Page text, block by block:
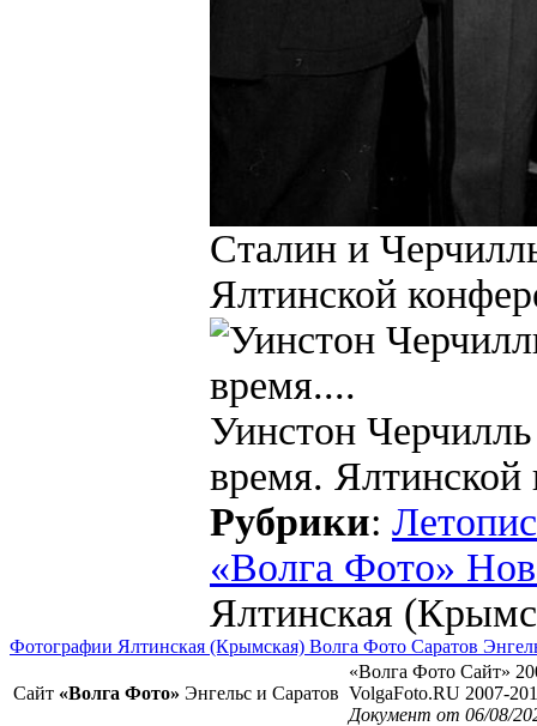
Сталин и
Ялтинской
Уинстон
время.
Рубрики:
«Волга Фото»
Ялтинская
Фотографии Ялтинская (Крымская) Волга Фото Саратов
Сайт «Волга Фото» Энгельс и Саратов
«Волга Фото Сайт»
VolgaFoto.RU 2007-
Документ от 06/08/